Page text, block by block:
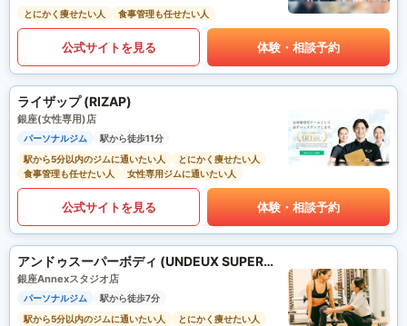
とにかく痩せたい人
食事管理も任せたい人
公式サイトを見る 体験・相談予約
ライザップ (RIZAP)
銀座(女性専用)店
パーソナルジム
駅から徒歩11分
駅から5分以内のジムに通いたい人
とにかく痩せたい人
食事管理も任せたい人
女性専用ジムに通いたい人
公式サイトを見る 体験・相談予約
アンドゥスーパーボディ (UNDEUX SUPERBODY)
銀座Annexスタジオ店
パーソナルジム
駅から徒歩7分
駅から5分以内のジムに通いたい人
とにかく痩せたい人